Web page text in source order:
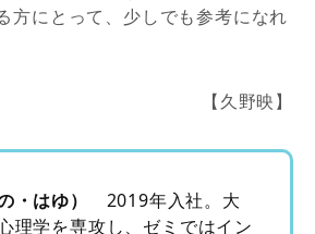
方にとって、少しでも参考になれ
【久野映】
・はゆ）
2019年入社。大
理学を専攻し、ゼミではイン